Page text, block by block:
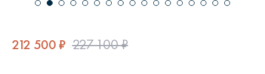
212 500 ₽ 227 100 ₽